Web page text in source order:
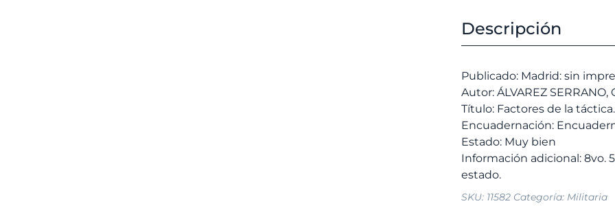
era:
táctica.
Descripción
Publicado: Madrid: sin
Autor: ÁLVAREZ SERRANO,
Título: Factores de la táctica.
Encuadernación:
Estado: Muy bien
Información adicional: 8vo.
SKU: 11582 Categoría: Militaria